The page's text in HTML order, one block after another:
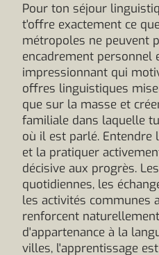
Pour ton séjour
t'offre exactement ce
métropoles ne peuvent
encadrement personnel
impressionnant qui
offres linguistiques
que sur la masse et
familiale dans laquelle
où il est parlé.
et la pratiquer
décisive aux progrès.
quotidiennes, les
les activités communes
renforcent
d'appartenance à la
villes, l'apprentissage